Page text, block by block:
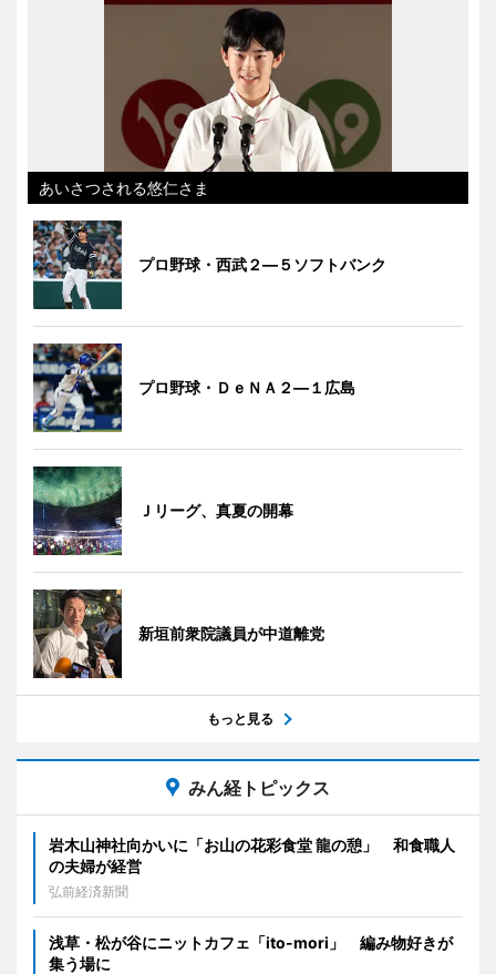
あいさつされる悠仁さま
プロ野球・西武２―５ソフトバンク
プロ野球・ＤｅＮＡ２―１広島
Ｊリーグ、真夏の開幕
新垣前衆院議員が中道離党
もっと見る
みん経トピックス
岩木山神社向かいに「お山の花彩食堂 龍の憩」 和食職人
の夫婦が経営
弘前経済新聞
浅草・松が谷にニットカフェ「ito-mori」 編み物好きが
集う場に